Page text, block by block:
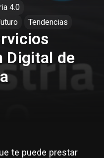
4.0
Tendencias
Digital de
te puede prestar